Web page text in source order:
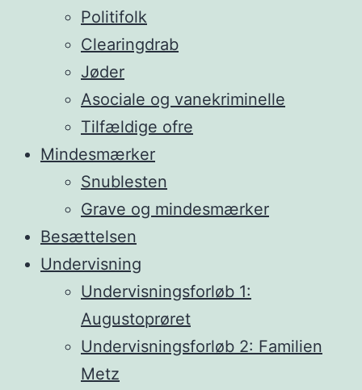
Politifolk
Clearingdrab
Jøder
Asociale og vanekriminelle
Tilfældige ofre
Mindesmærker
Snublesten
Grave og mindesmærker
Besættelsen
Undervisning
Undervisningsforløb 1:
Augustoprøret
Undervisningsforløb 2: Familien
Metz